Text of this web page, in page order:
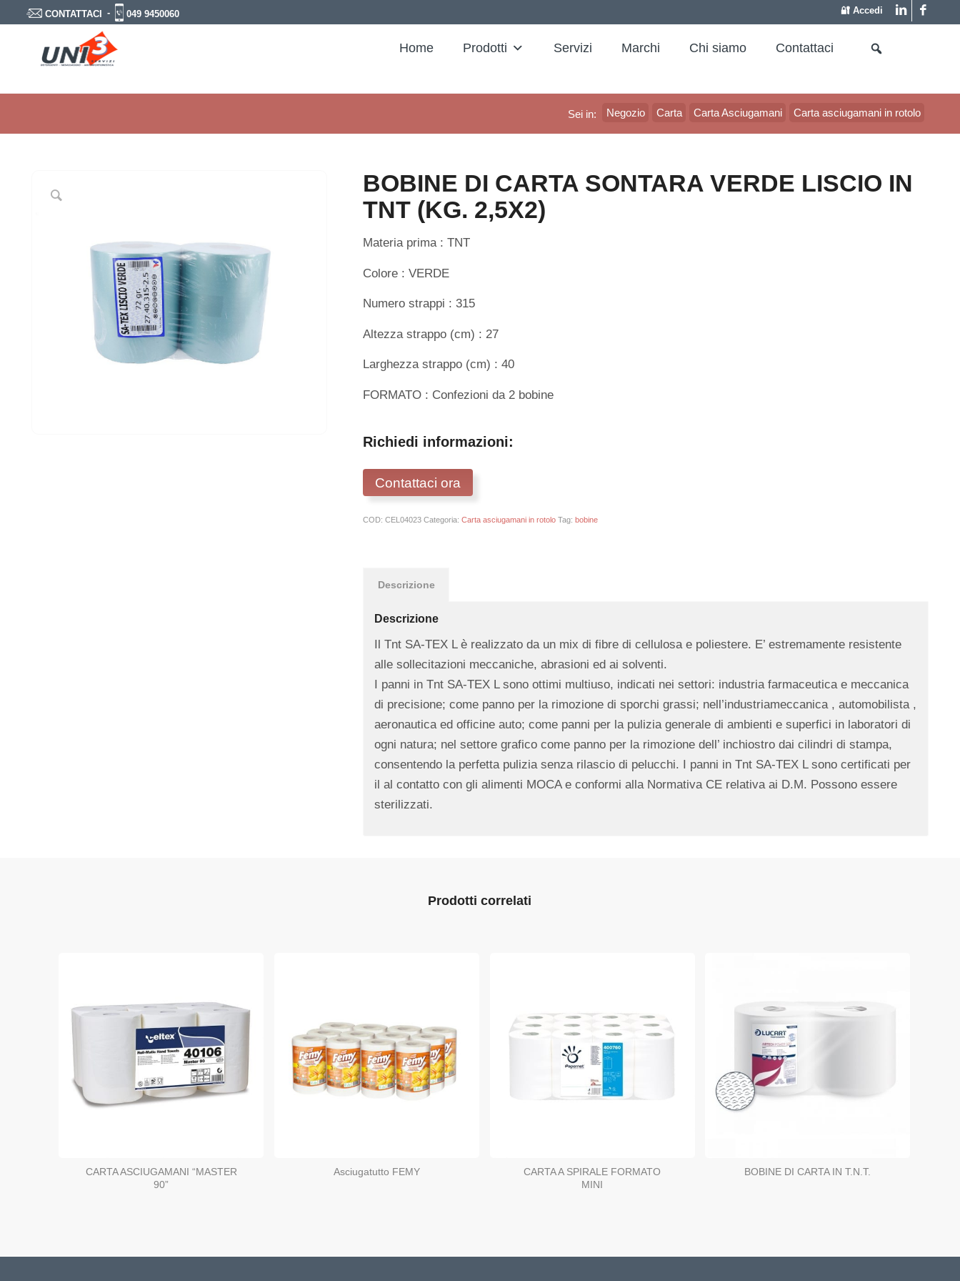
🔐 Accedi
CONTATTACI - 049 9450060
Home Prodotti Servizi Marchi Chi siamo Contattaci
Sei in: Negozio Carta Carta Asciugamani Carta asciugamani in rotolo
BOBINE DI CARTA SONTARA VERDE LISCIO IN
TNT (KG. 2,5X2)
Materia prima : TNT
Colore : VERDE
Numero strappi : 315
Altezza strappo (cm) : 27
Larghezza strappo (cm) : 40
FORMATO : Confezioni da 2 bobine
Richiedi informazioni:
Contattaci ora
COD:CEL04023 Categoria:Carta asciugamani in rotolo Tag:bobine
Descrizione
Descrizione
Il Tnt SA-TEX L è realizzato da un mix di fibre di cellulosa e poliestere. E’ estremamente resistente
alle sollecitazioni meccaniche, abrasioni ed ai solventi.
I panni in Tnt SA-TEX L sono ottimi multiuso, indicati nei settori: industria farmaceutica e meccanica
di precisione; come panno per la rimozione di sporchi grassi; nell’industriameccanica , automobilista ,
aeronautica ed officine auto; come panni per la pulizia generale di ambienti e superfici in laboratori di
ogni natura; nel settore grafico come panno per la rimozione dell’ inchiostro dai cilindri di stampa,
consentendo la perfetta pulizia senza rilascio di pelucchi. I panni in Tnt SA-TEX L sono certificati per
il al contatto con gli alimenti MOCA e conformi alla Normativa CE relativa ai D.M. Possono essere
sterilizzati.
Prodotti correlati
CARTA ASCIUGAMANI “MASTER
90”
Asciugatutto FEMY
CARTA A SPIRALE FORMATO
MINI
BOBINE DI CARTA IN T.N.T.